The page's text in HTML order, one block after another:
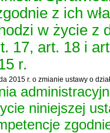
z ich
w życie z
17, art. 18 i
r.
2015 r. o zmianie ustawy o
niniejszej